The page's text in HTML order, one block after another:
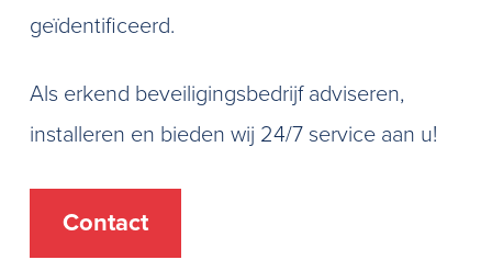
geïdentificeerd.
Als erkend beveiligingsbedrijf adviseren,
installeren en bieden wij 24/7 service aan u!
Contact